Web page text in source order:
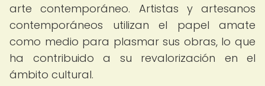
arte contemporáneo. Artistas y artesanos
contemporáneos utilizan el papel amate
como medio para plasmar sus obras, lo que
ha contribuido a su revalorización en el
ámbito cultural.